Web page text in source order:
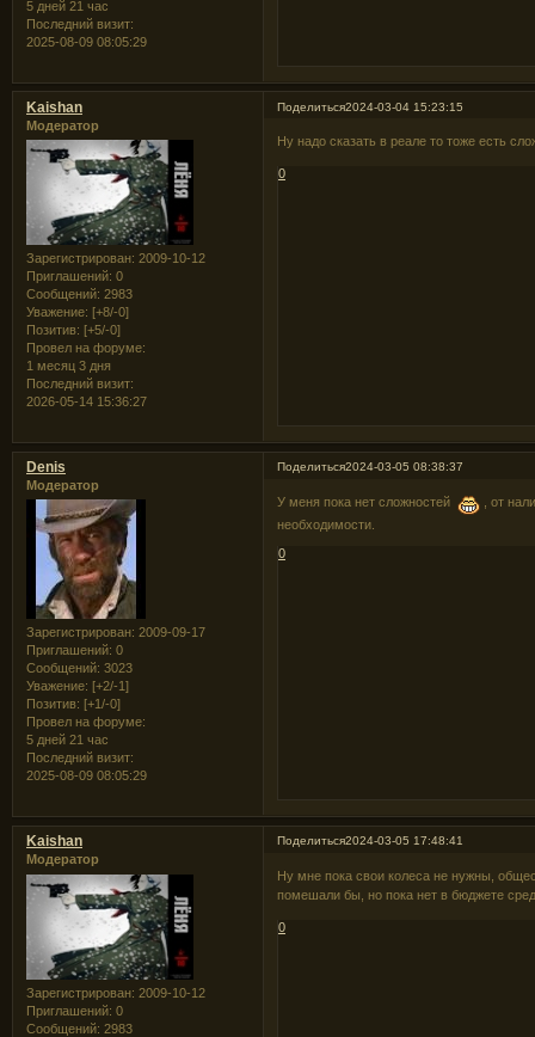
5 дней 21 час
Последний визит:
2025-08-09 08:05:29
Поделиться2024-03-04 15:23:15
Kaishan
Модератор
Зарегистрирован: 2009-10-12
Приглашений: 0
Сообщений: 2983
Уважение: [+8/-0]
Позитив: [+5/-0]
Провел на форуме:
1 месяц 3 дня
Последний визит:
2026-05-14 15:36:27
Ну надо сказать в реале то тоже есть
0
Поделиться2024-03-05 08:38:37
Denis
Модератор
Зарегистрирован: 2009-09-17
Приглашений: 0
Сообщений: 3023
Уважение: [+2/-1]
Позитив: [+1/-0]
Провел на форуме:
5 дней 21 час
Последний визит:
2025-08-09 08:05:29
У меня пока нет сложностей
, от
необходимости.
0
Поделиться2024-03-05 17:48:41
Kaishan
Модератор
Зарегистрирован: 2009-10-12
Приглашений: 0
Сообщений: 2983
Ну мне пока свои колеса не нужны,
помешали бы, но пока нет в бюджете
0